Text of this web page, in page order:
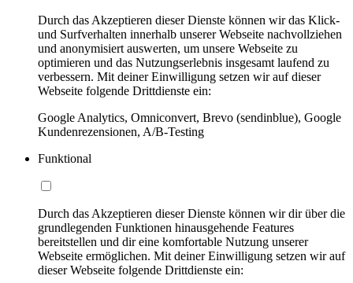
Durch das Akzeptieren dieser Dienste können wir das Klick-
und Surfverhalten innerhalb unserer Webseite nachvollziehen
und anonymisiert auswerten, um unsere Webseite zu
optimieren und das Nutzungserlebnis insgesamt laufend zu
verbessern. Mit deiner Einwilligung setzen wir auf dieser
Webseite folgende Drittdienste ein:
Google Analytics, Omniconvert, Brevo (sendinblue), Google
Kundenrezensionen, A/B-Testing
Funktional
Durch das Akzeptieren dieser Dienste können wir dir über die
grundlegenden Funktionen hinausgehende Features
bereitstellen und dir eine komfortable Nutzung unserer
Webseite ermöglichen. Mit deiner Einwilligung setzen wir auf
dieser Webseite folgende Drittdienste ein: